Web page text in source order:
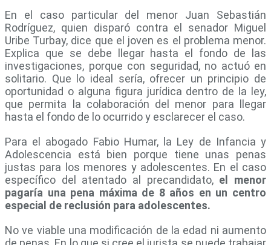
En el caso particular del menor Juan Sebastián
Rodríguez, quien disparó contra el senador Miguel
Uribe Turbay, dice que el joven es el problema menor.
Explica que se debe llegar hasta el fondo de las
investigaciones, porque con seguridad, no actuó en
solitario. Que lo ideal sería, ofrecer un principio de
oportunidad o alguna figura jurídica dentro de la ley,
que permita la colaboración del menor para llegar
hasta el fondo de lo ocurrido y esclarecer el caso.
Para el abogado Fabio Humar, la Ley de Infancia y
Adolescencia está bien porque tiene unas penas
justas para los menores y adolescentes. En el caso
específico del atentado al precandidato, el menor
pagaría una pena máxima de 8 años en un centro
especial de reclusión para adolescentes.
No ve viable una modificación de la edad ni aumento